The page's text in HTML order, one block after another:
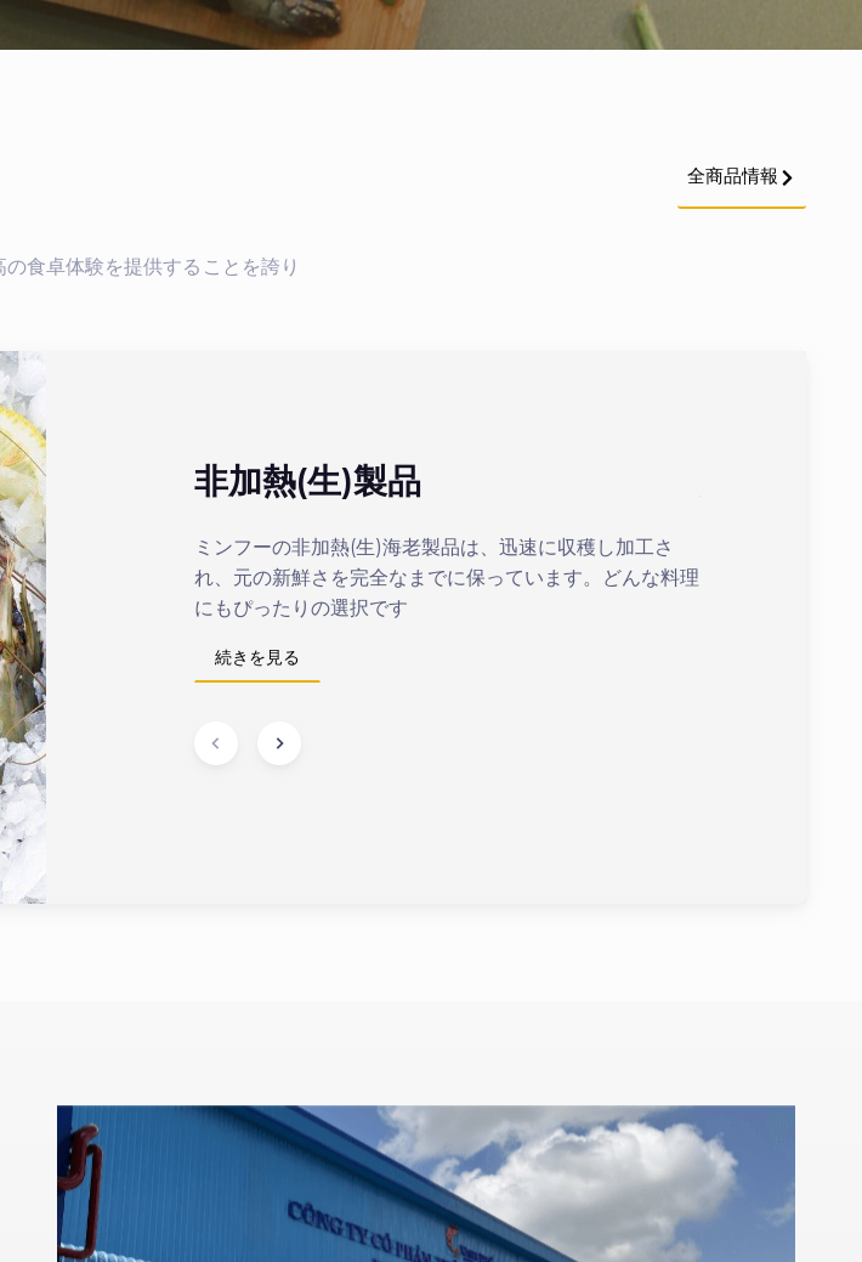
全商品情報
食卓体験を提供することを誇り
非加熱(生)製品
ミンフーの非加熱(生)海老製品は、迅速に収穫し加工さ
れ、元の新鮮さを完全なまでに保っています。どんな料理
にもぴったりの選択です
続きを見る